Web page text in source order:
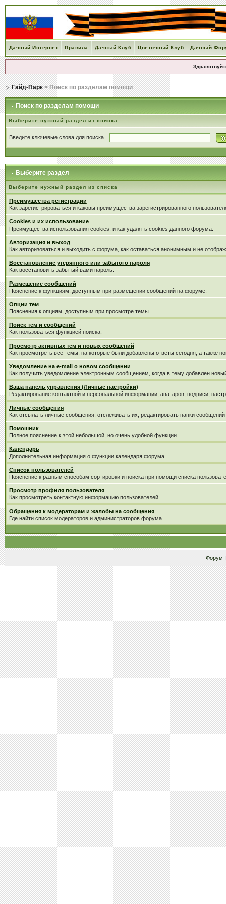
Дачный Интернет Правила Дачный Клуб Цветочный Клуб Дачный
Гайд-Парк> Поиск по разделам помощи
Поиск по разделам помощи
Выберите нужный раздел из списка
Введите ключевые слова для поиска
Выберите раздел
Выберите нужный раздел из списка
Преимущества регистрации
Как зарегистрироваться и каковы преимущества зарегистрированного
Cookies и их использование
Преимущества использования cookies, и как удалять cookies данного форума.
Авторизация и выход
Как авторизоваться и выходить с форума, как оставаться анонимным и не
Восстановление утерянного или забытого пароля
Как восстановить забытый вами пароль.
Размещение сообщений
Пояснение к функциям, доступным при размещении сообщений на форуме.
Опции тем
Пояснения к опциям, доступным при просмотре темы.
Поиск тем и сообщений
Как пользоваться функцией поиска.
Просмотр активных тем и новых сообщений
Как просмотреть все темы, на которые были добавлены ответы сегодня, а также
Уведомление на е-mail о новом сообщении
Как получить уведомление электронным сообщением, когда в тему добавлен
Ваша панель управления (Личные настройки)
Редактирование контактной и персональной информации, аватаров, подписи,
Личные сообщения
Как отсылать личные сообщения, отслеживать их, редактировать папки
Помошник
Полное пояснение к этой небольшой, но очень удобной функции
Календарь
Дополнительная информация о функции календаря форума.
Список пользователей
Пояснение к разным способам сортировки и поиска при помощи списка
Просмотр профиля пользователя
Как просмотреть контактную информацию пользователей.
Обращения к модераторам и жалобы на сообщения
Где найти список модераторов и администраторов форума.
Форум